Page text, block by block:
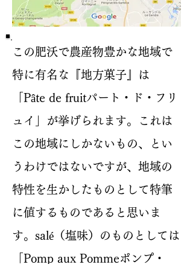
この肥沃で農産物豊かな地域で
特に有名な『地方菓子』は
「Pâte de fruitパート・ド・フリ
ュイ」が挙げられます。これは
この地域にしかないもの、とい
うわけではないですが、地域の
特性を生かしたものとして特筆
に値するものであると思いま
す。salé（塩味）のものとしては
「Pomp aux Pommeポンプ・